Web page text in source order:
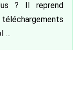
? Il reprend
…